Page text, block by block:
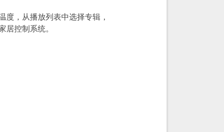
度，从播放列表中选择专辑，
控制系统。